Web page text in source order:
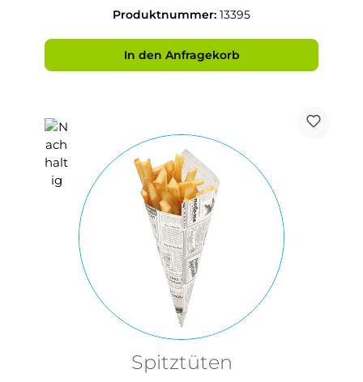
Produktnummer: 13395
In den Anfragekorb
Spitztüten